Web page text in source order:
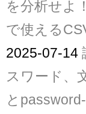
を分析せよ
で使える
2025-07-14
スワード、
と